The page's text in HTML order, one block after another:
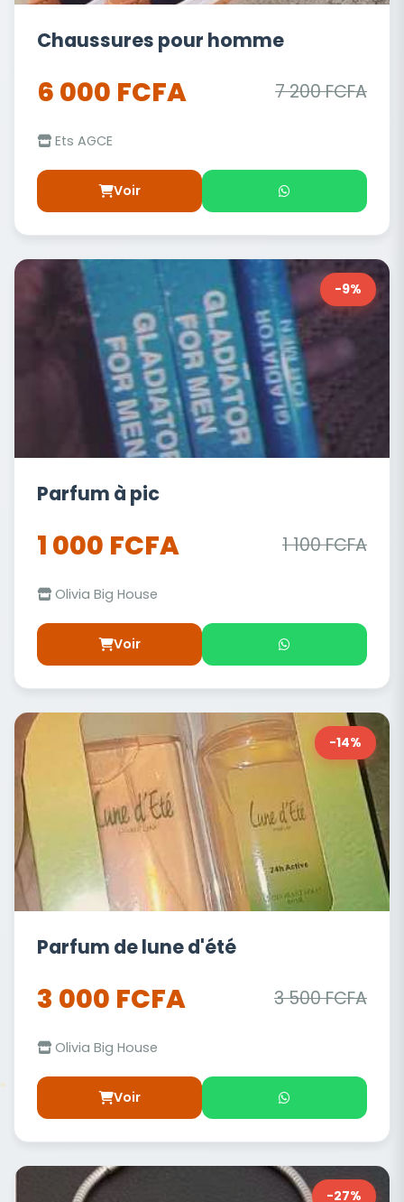
Chaussures pour homme
6 000 FCFA 7 200 FCFA
Ets AGCE
Voir
-9%
Parfum à pic
1 000 FCFA 1 100 FCFA
Olivia Big House
Voir
-14%
Parfum de lune d'été
3 000 FCFA 3 500 FCFA
Olivia Big House
Voir
-27%